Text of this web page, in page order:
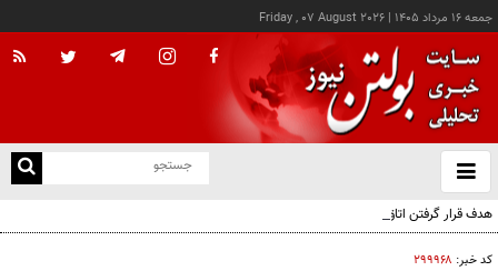
جمعه ۱۶ مرداد ۱۴۰۵ |
Friday , 07 August 2026
باز
و
هدف قرار گرفتن اتاق‌ فرماندهی مزدوران عربستان در یمن
کد خبر: ۲۹۹۹۶۸